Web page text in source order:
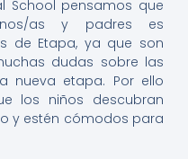
School pensamos que
as y padres es
de Etapa, ya que son
dudas sobre las
nueva etapa. Por ello
los niños descubran
y estén cómodos para